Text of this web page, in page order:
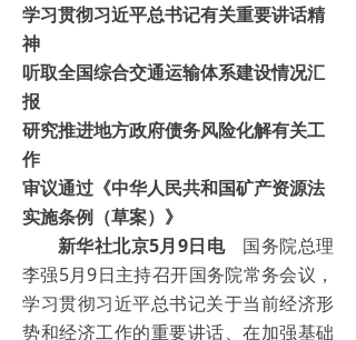
技术培训
经济运行
政策法规
公示
学习贯彻习近平总书记有关重要讲话精
神
听取全国综合交通运输体系建设情况汇
报
研究推进地方政府债务风险化解有关工
作
审议通过《中华人民共和国矿产资源法
实施条例（草案）》
新华社北京5月9日电国务院总理
李强5月9日主持召开国务院常务会议，
学习贯彻习近平总书记关于当前经济形
势和经济工作的重要讲话、在加强基础